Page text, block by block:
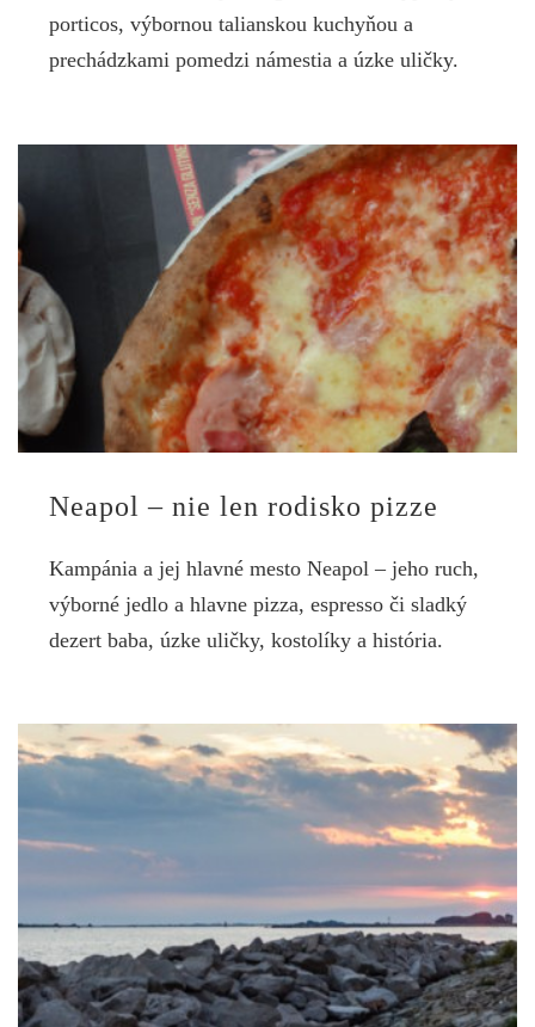
porticos, výbornou talianskou kuchyňou a
prechádzkami pomedzi námestia a úzke uličky.
Neapol – nie len rodisko pizze
Kampánia a jej hlavné mesto Neapol – jeho ruch,
výborné jedlo a hlavne pizza, espresso či sladký
dezert baba, úzke uličky, kostolíky a história.